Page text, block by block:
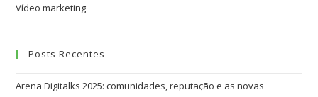
Vídeo marketing
Posts Recentes
Arena Digitalks 2025: comunidades, reputação e as novas